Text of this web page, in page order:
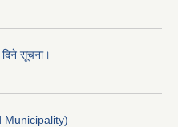
दिने सूचना।
Municipality)